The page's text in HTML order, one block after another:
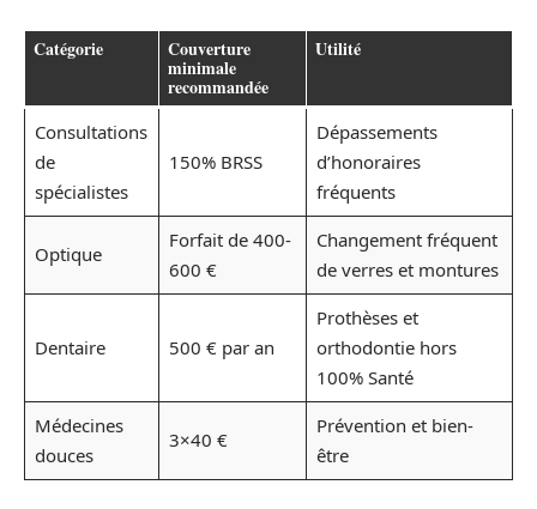
Catégorie Couverture
minimale
recommandée
Utilité
Consultations
de
spécialistes
150% BRSS
Dépassements
d’honoraires
fréquents
Optique
Forfait de 400-
600 €
Changement fréquent
de verres et montures
Dentaire 500 € par an
Prothèses et
orthodontie hors
100% Santé
Médecines
douces
3×40 €
Prévention et bien-
être